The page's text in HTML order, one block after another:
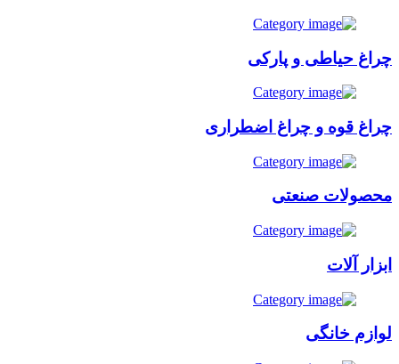
چراغ حیاطی و پارکی
چراغ قوه و چراغ اضطراری
محصولات صنعتی
ابزار آلات
لوازم خانگی